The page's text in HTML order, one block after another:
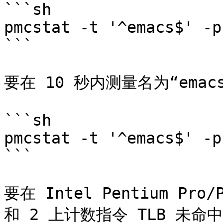
```sh
pmcstat -t '^emacs$' -
```
要在 10 秒内测量名为
```sh
pmcstat -t '^emacs$' -
```
要在 Intel Pentium Pro/
和 2 上计数指令 TLB 未命中